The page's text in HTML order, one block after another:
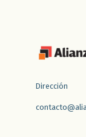
Dirección